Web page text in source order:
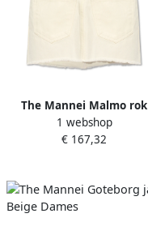
The Mannei Malmo rok
Beige Dames
1 webshop
€ 167,32